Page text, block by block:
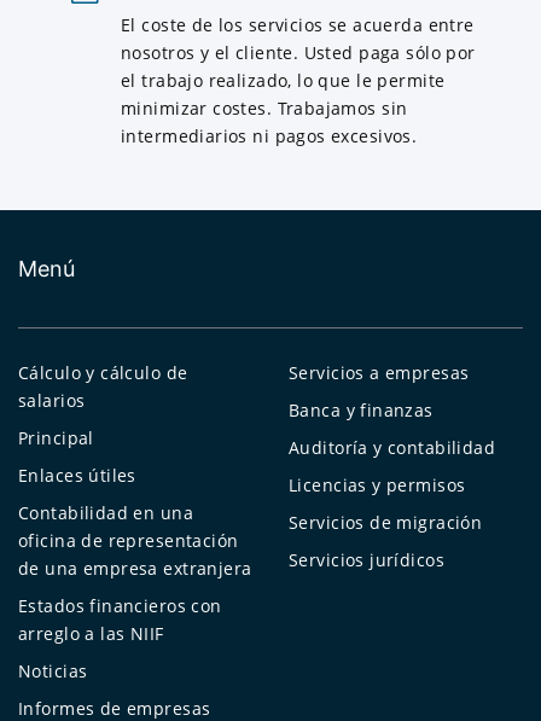
El coste de los servicios se acuerda entre
nosotros y el cliente. Usted paga sólo por
el trabajo realizado, lo que le permite
minimizar costes. Trabajamos sin
intermediarios ni pagos excesivos.
Menú
Cálculo y cálculo de
salarios
Principal
Enlaces útiles
Contabilidad en una
oficina de representación
de una empresa extranjera
Estados financieros con
arreglo a las NIIF
Noticias
Informes de empresas
Servicios a empresas
Banca y finanzas
Auditoría y contabilidad
Licencias y permisos
Servicios de migración
Servicios jurídicos